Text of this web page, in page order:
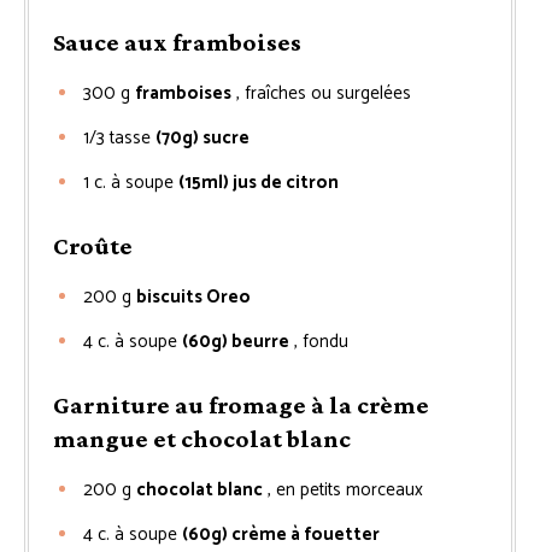
Sauce aux framboises
300 g framboises, fraîches ou surgelées
1/3 tasse (70g) sucre
1 c. à soupe (15ml) jus de citron
Croûte
200 g biscuits Oreo
4c. à soupe (60g) beurre , fondu
Garniture au fromage à la crème
mangue et chocolat blanc
200 g chocolat blanc, en petits morceaux
4c. à soupe (60g) crème à fouetter